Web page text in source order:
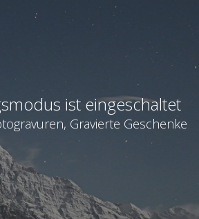
ist eingeschaltet
Gravierte Geschenke